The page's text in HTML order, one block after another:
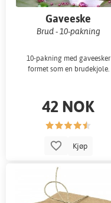
Gaveeske
Brud - 10-pakning
10-pakning med gaveesker
formet som en brudekjole.
42 NOK
Kjøp